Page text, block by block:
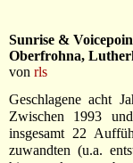
Sunrise &
Oberfrohna,
von rls
Geschlagene acht
Zwischen 1993
insgesamt 22
zuwandten (u.a.